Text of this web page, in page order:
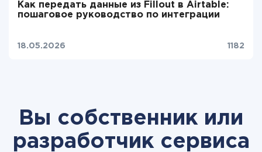
Как передать данные из Fillout в Airtable:
пошаговое руководство по интеграции
18.05.2026 1182
Вы собственник или
разработчик сервиса